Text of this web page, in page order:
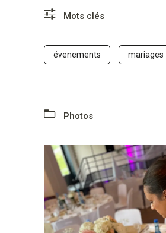
Mots clés
évenements mariages
Photos